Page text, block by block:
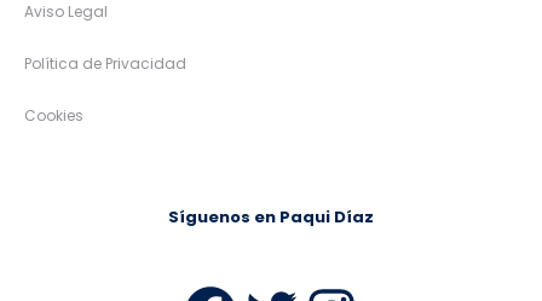
Aviso Legal
Política de Privacidad
Cookies
Síguenos en Paqui Díaz